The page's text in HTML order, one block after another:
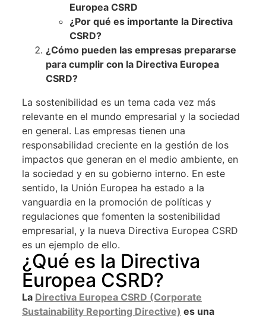
Europea CSRD
¿Por qué es importante la Directiva
CSRD?
¿Cómo pueden las empresas prepararse
para cumplir con la Directiva Europea
CSRD?
La sostenibilidad es un tema cada vez más
relevante en el mundo empresarial y la sociedad
en general. Las empresas tienen una
responsabilidad creciente en la gestión de los
impactos que generan en el medio ambiente, en
la sociedad y en su gobierno interno. En este
sentido, la Unión Europea ha estado a la
vanguardia en la promoción de políticas y
regulaciones que fomenten la sostenibilidad
empresarial, y la nueva Directiva Europea CSRD
es un ejemplo de ello.
¿Qué es la Directiva
Europea CSRD?
La Directiva Europea CSRD (Corporate
Sustainability Reporting Directive) es una